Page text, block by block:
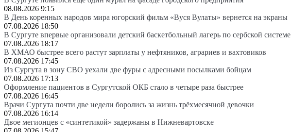
08.08.2026 9:15
В День коренных народов мира югорский фильм «Вуся Вулаты» вернется на экраны
07.08.2026 18:50
В Сургуте впервые организовали детский баскетбольный лагерь по сербской системе
07.08.2026 18:17
В ХМАО быстрее всего растут зарплаты у нефтяников, аграриев и вахтовиков
07.08.2026 17:45
Из Сургута в зону СВО уехали две фуры с адресными посылками бойцам
07.08.2026 17:13
Оформление пациентов в Сургутской ОКБ стало в четыре раза быстрее
07.08.2026 16:45
Врачи Сургута почти две недели боролись за жизнь трёхмесячной девочки
07.08.2026 16:14
Двое мегионцев с «синтетикой» задержаны в Нижневартовске